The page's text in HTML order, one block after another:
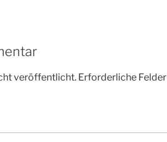
veröffentlicht. Erforderliche Felder